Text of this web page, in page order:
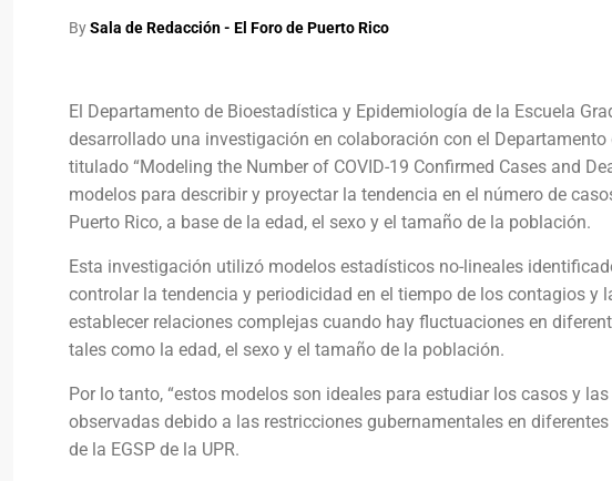
BySala de Redacción - El Foro de Puerto Rico
El Departamento de Bioestadística y Epidemiología de la Escuela
desarrollado una investigación en colaboración con el
titulado “Modeling the Number of COVID-19 Confirmed Cases and
modelos para describir y proyectar la tendencia en el número de
Puerto Rico, a base de la edad, el sexo y el tamaño de la población.
Esta investigación utilizó modelos estadísticos no-lineales
controlar la tendencia y periodicidad en el tiempo de los contagios y
establecer relaciones complejas cuando hay fluctuaciones en
tales como la edad, el sexo y el tamaño de la población.
Por lo tanto, “estos modelos son ideales para estudiar los casos y
observadas debido a las restricciones gubernamentales en
de la EGSP de la UPR.